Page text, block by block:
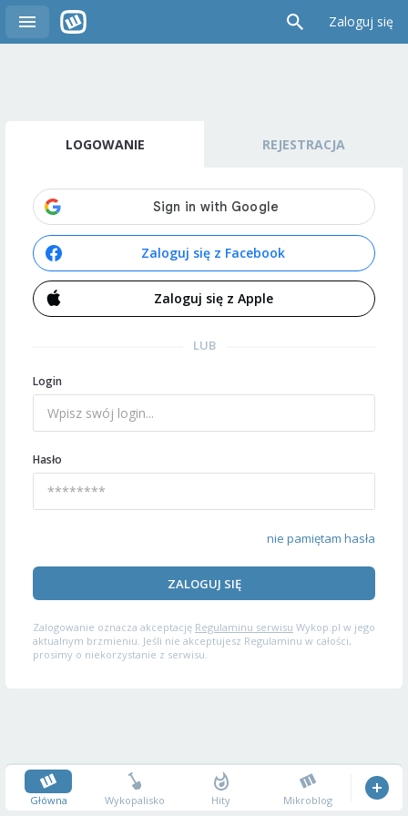
Zaloguj się
LOGOWANIE REJESTRACJA
Zaloguj się z Facebook
Zaloguj się z Apple
LUB
Login
Hasło
nie pamiętam hasła
ZALOGUJ SIĘ
Zalogowanie oznacza akceptację Regulaminu serwisu Wykop.pl w jego
aktualnym brzmieniu. Jeśli nie akceptujesz Regulaminu w całości,
prosimy o niekorzystanie z serwisu.
Główna Wykopalisko Hity Mikroblog